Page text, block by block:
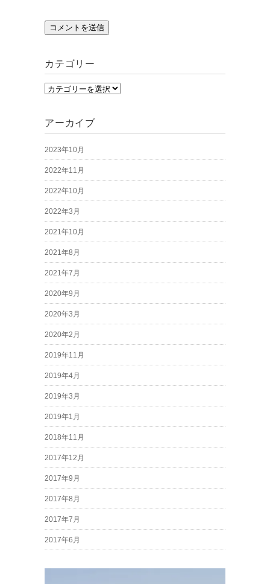
カテゴリー
カ
ゴ
リ
ー
アーカイブ
2023年10月
2022年11月
2022年10月
2022年3月
2021年10月
2021年8月
2021年7月
2020年9月
2020年3月
2020年2月
2019年11月
2019年4月
2019年3月
2019年1月
2018年11月
2017年12月
2017年9月
2017年8月
2017年7月
2017年6月